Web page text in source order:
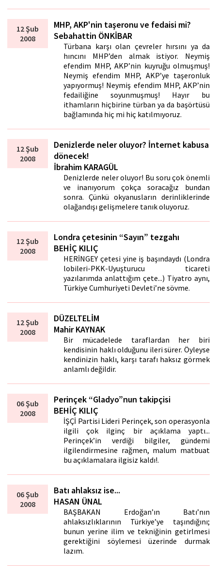
12 Şub
2008
MHP, AKP'nin taşeronu ve fedaisi mi?
Sebahattin ÖNKİBAR
Türbana karşı olan çevreler hırsını ya da
hıncını MHP’den almak istiyor. Neymiş
efendim MHP, AKP’nin kuyruğu olmuşmuş!
Neymiş efendim MHP, AKP’ye taşeronluk
yapıyormuş! Neymiş efendim MHP, AKP’nin
fedailiğine soyunmuşmuş! Hayır bu
ithamların hiçbirine türban ya da başörtüsü
bağlamında hiç mi hiç katılmıyoruz.
12 Şub
2008
Denizlerde neler oluyor? İnternet kabusa
dönecek!
İbrahim KARAGÜL
Denizlerde neler oluyor! Bu soru çok önemli
ve inanıyorum çokça soracağız bundan
sonra. Çünkü okyanusların derinliklerinde
olağandışı gelişmelere tanık oluyoruz.
12 Şub
2008
Londra çetesinin “Sayın” tezgahı
BEHİÇ KILIÇ
HERİNGEY çetesi yine iş başındaydı (Londra
lobileri-PKK-Uyuşturucu ticareti
yazılarımda anlattığım çete...) Tiyatro aynı,
Türkiye Cumhuriyeti Devleti’ne sövme.
12 Şub
2008
DÜZELTELİM
Mahir KAYNAK
Bir mücadelede taraflardan her biri
kendisinin haklı olduğunu ileri sürer. Öyleyse
kendinizin haklı, karşı tarafı haksız görmek
anlamlı değildir.
06 Şub
2008
Perinçek “Gladyo”nun takipçisi
BEHİÇ KILIÇ
İŞÇİ Partisi Lideri Perinçek, son operasyonla
ilgili çok ilginç bir açıklama yaptı...
Perinçek’in verdiği bilgiler, gündemi
ilgilendirmesine rağmen, malum matbuat
bu açıklamalara ilgisiz kaldı!.
06 Şub
2008
Batı ahlaksız ise...
HASAN ÜNAL
BAŞBAKAN Erdoğan’ın Batı’nın
ahlaksızlıklarının Türkiye’ye taşındığını;
bunun yerine ilim ve tekniğinin getirlmesi
gerektiğini söylemesi üzerinde durmak
lazım.